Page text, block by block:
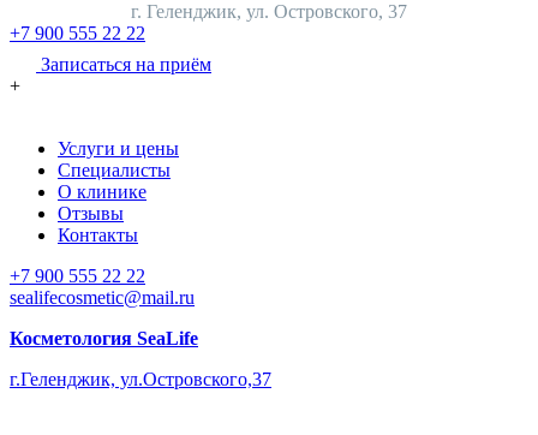
г. Геленджик, ул. Островского, 37
+7 900 555 22 22
Записаться на приём
+
Услуги и цены
Специалисты
О клинике
Отзывы
Контакты
+7 900 555 22 22
sealifecosmetic@mail.ru
Косметология SeaLife
г.Геленджик, ул.Островского,37